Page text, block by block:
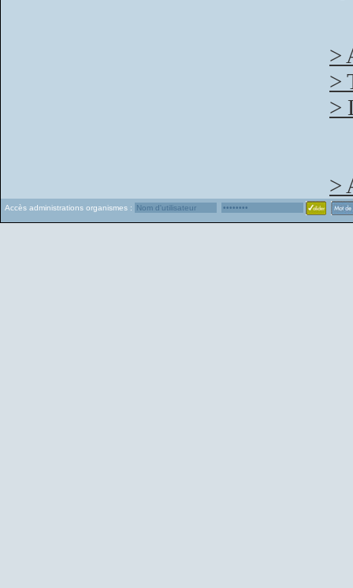
>
>
>
>
Accès administrations organismes :